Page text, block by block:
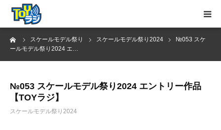
スケールモデル祭り スケールモデル祭り2024
№053 スケ
ールモデル祭り2024 エ…
№053 スケールモデル祭り2024 エントリー作品
【TOYラジ】
スケールモデル祭り2024
トップページ
MC紹介